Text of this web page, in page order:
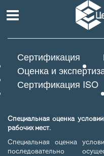
Сертификация
Оценка и
Сертификация ISO
Специальная оценка
рабочих мест.
Специальная оценка
последовательно